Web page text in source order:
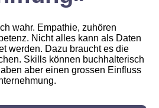
wahr. Empathie, zuhören
Nicht alles kann als Daten
werden. Dazu braucht es die
Skills können buchhalterisch
aber einen grossen Einfluss